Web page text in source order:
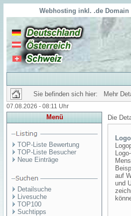
Webhosting inkl. .de Domain
Sie befinden sich hier: Mehr
07.08.2026 - 08:11 Uhr
Menü
TOP-Liste Bewertung
TOP-Liste Besucher
Neue Einträge
Detailsuche
Livesuche
TOP100
Suchtipps
Die
auf
und